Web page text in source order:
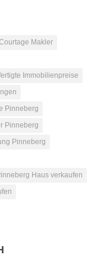
Makler
Immobilienpreise
Pinneberg
Pinneberg
Pinneberg
Haus verkaufen